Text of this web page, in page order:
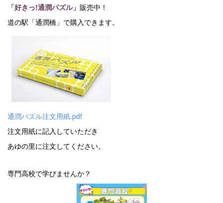
「好きっ!通潤パズル」 販売中！
道の駅「通潤橋」で購入できます。
通潤パズル注文用紙.pdf
注文用紙に記入していただき
あゆの里に注文してください。
専門高校で学びませんか？